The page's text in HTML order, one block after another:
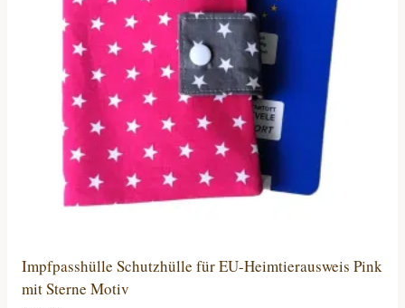
Impfpasshülle Schutzhülle für EU-Heimtierausweis Pink
mit Sterne Motiv